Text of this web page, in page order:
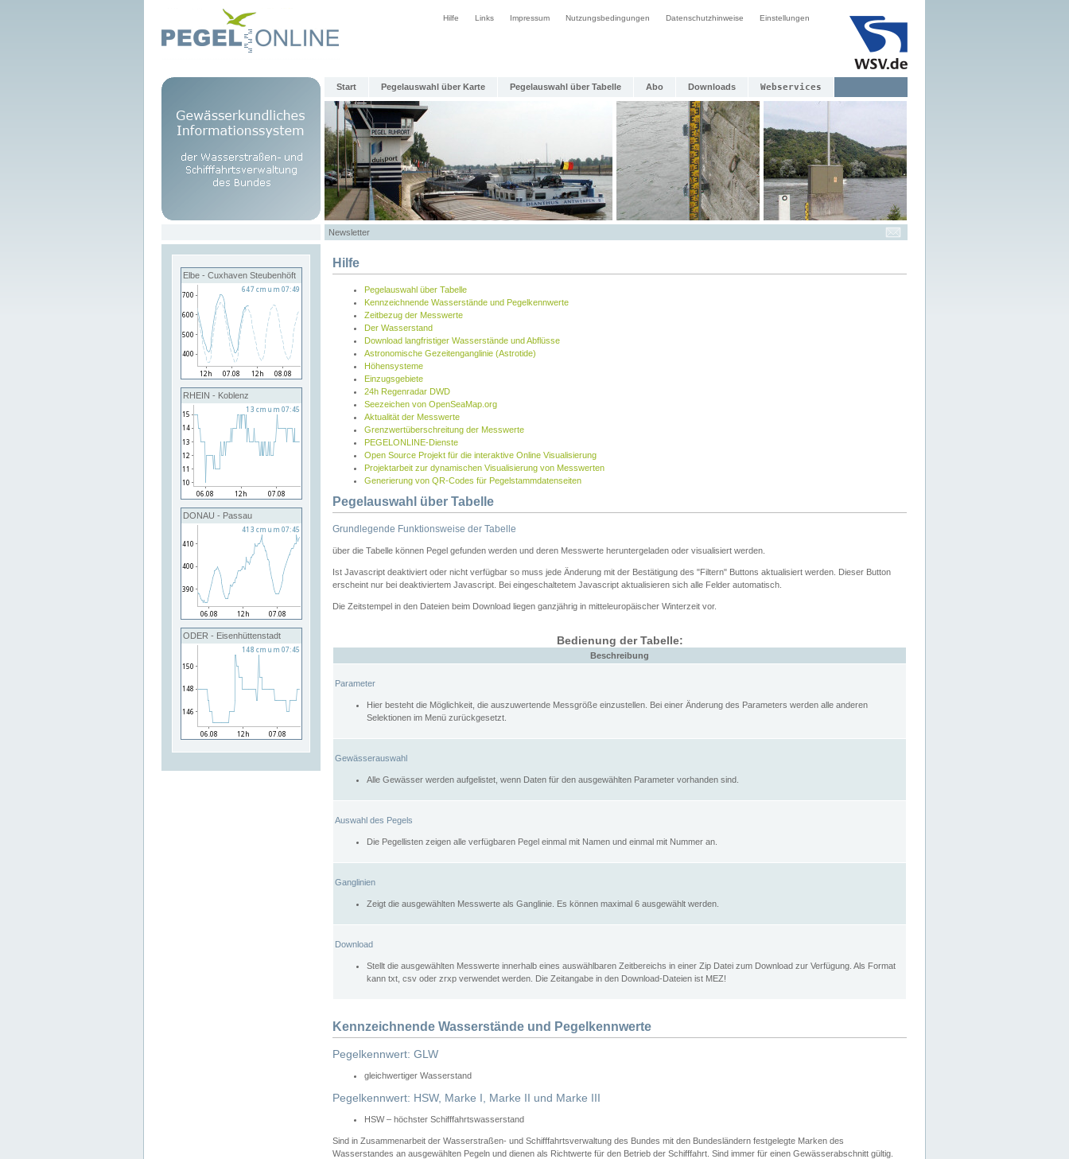
Hilfe Links Impressum Nutzungsbedingungen Datenschutzhinweise Einstellungen
Start Pegelauswahl über Karte Pegelauswahl über Tabelle Abo Downloads Webservices
Newsletter
Elbe - Cuxhaven Steubenhöft
RHEIN - Koblenz
DONAU - Passau
ODER - Eisenhüttenstadt
Hilfe
Pegelauswahl über Tabelle
Kennzeichnende Wasserstände und Pegelkennwerte
Zeitbezug der Messwerte
Der Wasserstand
Download langfristiger Wasserstände und Abflüsse
Astronomische Gezeitenganglinie (Astrotide)
Höhensysteme
Einzugsgebiete
24h Regenradar DWD
Seezeichen von OpenSeaMap.org
Aktualität der Messwerte
Grenzwertüberschreitung der Messwerte
PEGELONLINE-Dienste
Open Source Projekt für die interaktive Online Visualisierung
Projektarbeit zur dynamischen Visualisierung von Messwerten
Generierung von QR-Codes für Pegelstammdatenseiten
Pegelauswahl über Tabelle
Grundlegende Funktionsweise der Tabelle
über die Tabelle können Pegel gefunden werden und deren Messwerte heruntergeladen oder visualisiert werden.
Ist Javascript deaktiviert oder nicht verfügbar so muss jede Änderung mit der Bestätigung des "Filtern" Buttons aktualisiert werden. Dieser Button
erscheint nur bei deaktiviertem Javascript. Bei eingeschaltetem Javascript aktualisieren sich alle Felder automatisch.
Die Zeitstempel in den Dateien beim Download liegen ganzjährig in mitteleuropäischer Winterzeit vor.
Bedienung der Tabelle:
Beschreibung
Parameter
Hier besteht die Möglichkeit, die auszuwertende Messgröße einzustellen. Bei einer Änderung des Parameters werden alle anderen
Selektionen im Menü zurückgesetzt.
Gewässerauswahl
Alle Gewässer werden aufgelistet, wenn Daten für den ausgewählten Parameter vorhanden sind.
Auswahl des Pegels
Die Pegellisten zeigen alle verfügbaren Pegel einmal mit Namen und einmal mit Nummer an.
Ganglinien
Zeigt die ausgewählten Messwerte als Ganglinie. Es können maximal 6 ausgewählt werden.
Download
Stellt die ausgewählten Messwerte innerhalb eines auswählbaren Zeitbereichs in einer Zip Datei zum Download zur Verfügung. Als Format
kann txt, csv oder zrxp verwendet werden. Die Zeitangabe in den Download-Dateien ist MEZ!
Kennzeichnende Wasserstände und Pegelkennwerte
Pegelkennwert: GLW
gleichwertiger Wasserstand
Pegelkennwert: HSW, Marke I, Marke II und Marke III
HSW – höchster Schifffahrtswasserstand
Sind in Zusammenarbeit der Wasserstraßen- und Schifffahrtsverwaltung des Bundes mit den Bundesländern festgelegte Marken des
Wasserstandes an ausgewählten Pegeln und dienen als Richtwerte für den Betrieb der Schifffahrt. Sind immer für einen Gewässerabschnitt gültig.